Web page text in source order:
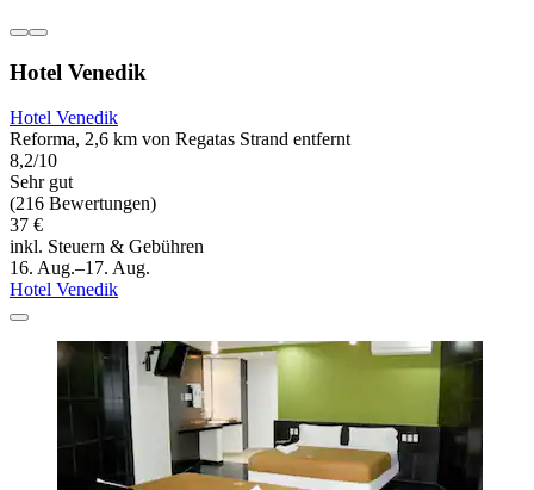
Hotel Venedik
Hotel Venedik
Reforma, 2,6 km von Regatas Strand entfernt
8,2/10
Sehr gut
(216 Bewertungen)
37 €
inkl. Steuern & Gebühren
16. Aug.–17. Aug.
Hotel Venedik